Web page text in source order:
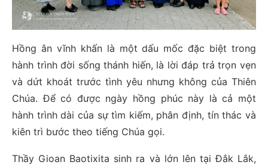
Hồng ân vĩnh khấn là một dấu mốc đặc biệt trong
hành trình đời sống thánh hiến, là lời đáp trả trọn vẹn
và dứt khoát trước tình yêu nhưng không của Thiên
Chúa. Để có được ngày hồng phúc này là cả một
hành trình dài của sự tìm kiếm, phân định, tín thác và
kiên trì bước theo tiếng Chúa gọi.
Thầy Gioan Baotixita sinh ra và lớn lên tại Đắk Lắk,